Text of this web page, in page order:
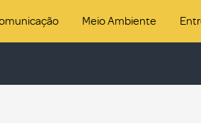
Meio Ambiente